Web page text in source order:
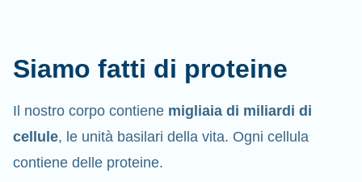
Siamo fatti di proteine
Il nostro corpo contiene migliaia di miliardi di
cellule, le unità basilari della vita. Ogni cellula
contiene delle proteine.